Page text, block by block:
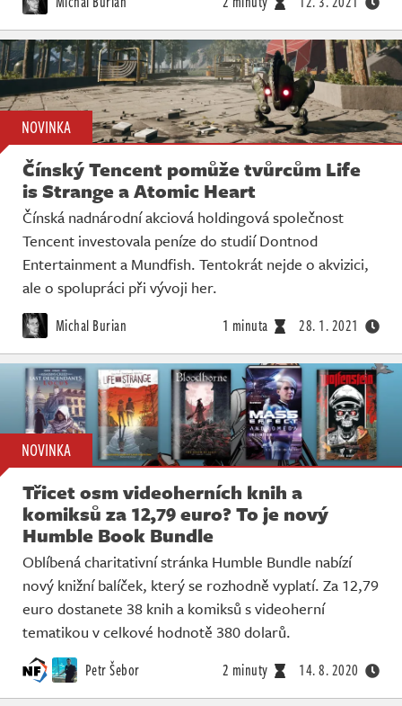
NOVINKA
Čínský Tencent pomůže tvůrcům Life
is Strange a Atomic Heart
Čínská nadnárodní akciová holdingová společnost
Tencent investovala peníze do studií Dontnod
Entertainment a Mundfish. Tentokrát nejde o akvizici,
ale o spolupráci při vývoji her.
Michal Burian 1 minuta 28. 1. 2021
NOVINKA
Třicet osm videoherních knih a
komiksů za 12,79 euro? To je nový
Humble Book Bundle
Oblíbená charitativní stránka Humble Bundle nabízí
nový knižní balíček, který se rozhodně vyplatí. Za 12,79
euro dostanete 38 knih a komiksů s videoherní
tematikou v celkové hodnotě 380 dolarů.
Petr Šebor 2 minuty 14. 8. 2020